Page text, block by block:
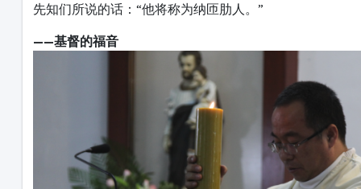
先知们所说的话：“他将称为纳匝肋人。”
——基督的福音